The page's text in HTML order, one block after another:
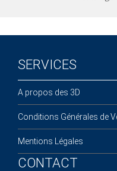
SERVICES
A propos des 3D
Conditions Générales de
Mentions Légales
CONTACT